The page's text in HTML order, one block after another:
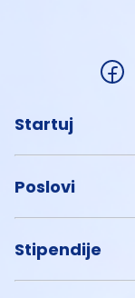
Startuj
Poslovi
Stipendije